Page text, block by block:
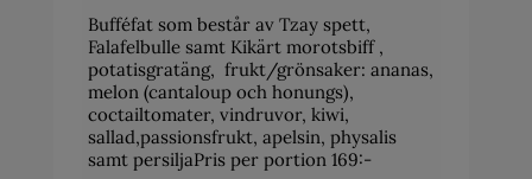
Bufféfat som består av Tzay spett,
Falafelbulle samt Kikärt morotsbiff ,
potatisgratäng, frukt/grönsaker: ananas,
melon (cantaloup och honungs),
coctailtomater, vindruvor, kiwi,
sallad,passionsfrukt, apelsin, physalis
samt persiljaPris per portion 169:-